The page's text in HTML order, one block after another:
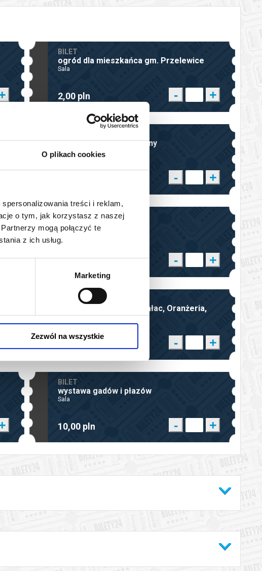
O plikach cookies
spersonalizowania treści i reklam,
o tym, jak korzystasz z naszej
mogą połączyć te
z ich usług.
Marketing
Zezwól na wszystkie
BILET
ogród dla mieszkańca gm. Przelewice
Sala
2,00 pln - +
Ogród karta dużej rodziny
Sala
- +
BILET
wstęp do Oranżerii
Sala
12,00 pln - +
kompleksowy Ogród, Pałac, Oranżeria,
ulgowy/grupow
Sala
27,00 pln - +
BILET
wystawa gadów i płazów
Sala
10,00 pln - +